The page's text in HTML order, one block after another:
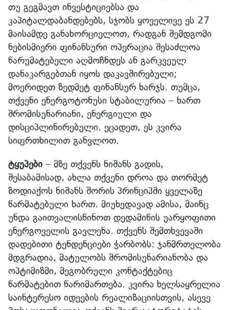
თუ გეგმავთ ინვესტიციებსა და
კაპიტალდაბანდებებს, სჯობს ყოველივე ეს 27
მაისამდე განახორციელოთ, რადგან შემდგომი
ნებისმიერი ფინანსური ოპერაცია შესაძლოა
წარუმატებელი აღმოჩნდეს ან გარკვეულ
დანაკარგებთან იყოს დაკავშირებული;
მოერიდეთ ზედმეტ ფინანსურ ხარჯს. თუმცა,
თქვენი ენერგოტონუსი სტაბილურია – ხართ
შრომისუნარიანი, ენერგიული და
დისციპლინირებული. ეცადეთ, ეს კვირა
სიფრთხილით განვლოთ.
ტყუპები – მზე თქვენს ნიშანს გადის,
შესაბამისად, ახლა თქვენი დროა და თორმეტ
ზოდიაქოს ნიშანს შორის პრინციპში ყველაზე
წარმატებული ხართ. მიუხედავად ამისა, მაინც
უნდა გაითვალისწინოთ დედამიწის უარყოფითი
ენერგოველის გავლენა. თქვენს შემთხვევაში
დადებითი ტენდენციები ჭარბობს: ჯანმრთელობა
მდგრადია, მატულობს შრომისუნარიანობა და
ოპტიმიზმი, მეგობრული კონტაქტებიც
წარმატებით წარიმართება. კვირა ხელსაყრელია
საინტერესო იდეების რეალიზაციისთვის, ასევე